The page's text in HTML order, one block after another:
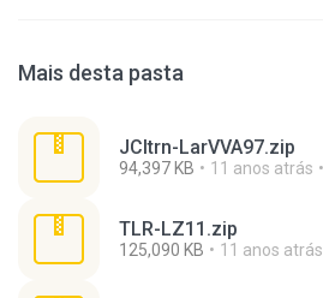
Mais desta pasta
JCltrn-LarVVA97.zip
94,397 KB 11 anos atrás
TLR-LZ11.zip
125,090 KB 11 anos atrás